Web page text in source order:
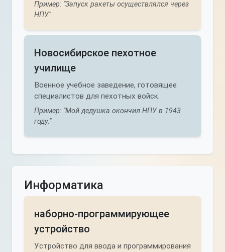
Пример: "Запуск ракеты осуществлялся через
НПУ."
Новосибирское пехотное
училище
Военное учебное заведение, готовящее
специалистов для пехотных войск.
Пример: "Мой дедушка окончил НПУ в 1943
году."
Информатика
наборно-программирующее
устройство
Устройство для ввода и программирования